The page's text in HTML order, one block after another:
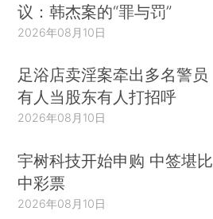
议：韩杰案的“罪与罚”
2026年08月10日
足浴店卖淫案牵出多名警员
有人当股东有人打招呼
2026年08月10日
宇树科技开始申购 中签堪比
中彩票
2026年08月10日